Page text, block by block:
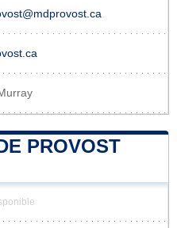
PROVOST